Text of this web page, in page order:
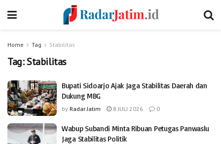
Home Tag Stabilitas
Tag:Stabilitas
Bupati Sidoarjo Ajak Jaga Stabilitas Daerah dan
Dukung MBG
by Radar Jatim 8 JULI 2026 0
Wabup Subandi Minta Ribuan Petugas Panwaslu
Jaga Stabilitas Politik